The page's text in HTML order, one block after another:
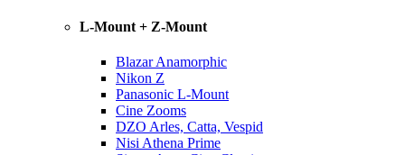
L-Mount + Z-Mount
Blazar Anamorphic
Nikon Z
Panasonic L-Mount
Cine Zooms
DZO Arles, Catta, Vespid
Nisi Athena Prime